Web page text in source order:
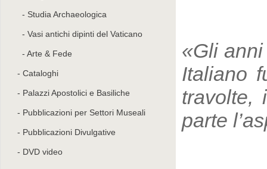
Studia Archaeologica
Vasi antichi dipinti del Vaticano
Arte & Fede
Cataloghi
Palazzi Apostolici e Basiliche
Pubblicazioni per Settori Museali
Pubblicazioni Divulgative
DVD video
«Gli
Italiano
travolte,
parte